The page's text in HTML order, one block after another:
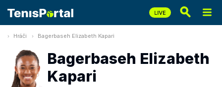
Hráči Bagerbaseh Elizabeth Kapari
Bagerbaseh Elizabeth
Kapari